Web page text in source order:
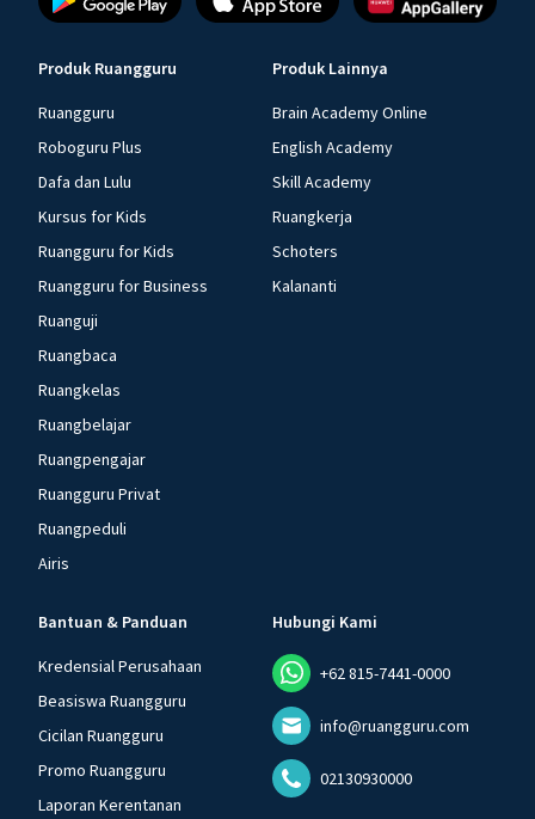
Produk Ruangguru
Ruangguru
Roboguru Plus
Dafa dan Lulu
Kursus for Kids
Ruangguru for Kids
Ruangguru for Business
Ruanguji
Ruangbaca
Ruangkelas
Ruangbelajar
Ruangpengajar
Ruangguru Privat
Ruangpeduli
Airis
Produk Lainnya
Brain Academy Online
English Academy
Skill Academy
Ruangkerja
Schoters
Kalananti
Bantuan & Panduan
Kredensial Perusahaan
Beasiswa Ruangguru
Cicilan Ruangguru
Promo Ruangguru
Laporan Kerentanan
Hubungi Kami
+62 815-7441-0000
info@ruangguru.com
02130930000